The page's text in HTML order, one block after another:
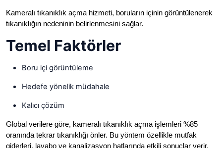
Kameralı tıkanıklık açma hizmeti, boruların içinin görüntülenerek
tıkanıklığın nedeninin belirlenmesini sağlar.
Temel Faktörler
Boru içi görüntüleme
Hedefe yönelik müdahale
Kalıcı çözüm
Global verilere göre, kameralı tıkanıklık açma işlemleri %85
oranında tekrar tıkanıklığı önler. Bu yöntem özellikle mutfak
giderleri, lavabo ve kanalizasyon hatlarında etkili sonuçlar verir.